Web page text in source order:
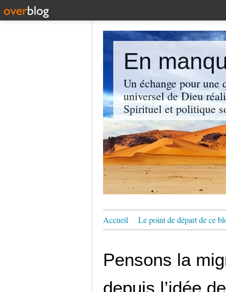
En
Un échange pour une
universel de Dieu
Spirituel et politique
Accueil Le point de départ de ce
Pensons la
depuis l’idée